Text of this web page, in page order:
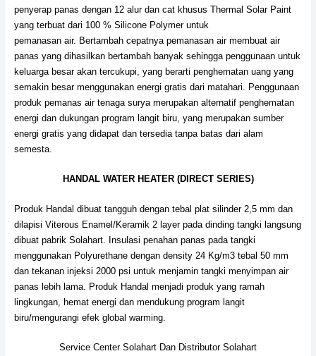
penyerap panas dengan 12 alur dan cat khusus Thermal Solar Paint
yang terbuat dari 100 % Silicone Polymer untuk
pemanasan air. Bertambah cepatnya pemanasan air membuat air
panas yang dihasilkan bertambah banyak sehingga penggunaan untuk
keluarga besar akan tercukupi, yang berarti penghematan uang yang
semakin besar menggunakan energi gratis dari matahari. Penggunaan
produk pemanas air tenaga surya merupakan alternatif penghematan
energi dan dukungan program langit biru, yang merupakan sumber
energi gratis yang didapat dan tersedia tanpa batas dari alam
semesta.
HANDAL WATER HEATER (DIRECT SERIES)
Produk Handal dibuat tangguh dengan tebal plat silinder 2,5 mm dan
dilapisi Viterous Enamel/Keramik 2 layer pada dinding tangki langsung
dibuat pabrik Solahart. Insulasi penahan panas pada tangki
menggunakan Polyurethane dengan density 24 Kg/m3 tebal 50 mm
dan tekanan injeksi 2000 psi untuk menjamin tangki menyimpan air
panas lebih lama. Produk Handal menjadi produk yang ramah
lingkungan, hemat energi dan mendukung program langit
biru/mengurangi efek global warming.
Service Center Solahart Dan Distributor Solahart